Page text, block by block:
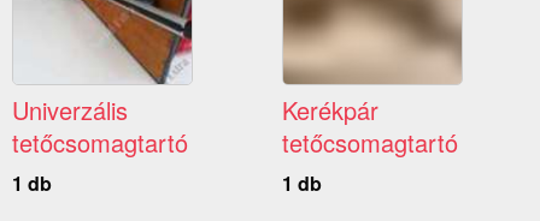
Univerzális
tetőcsomagtartó
1 db
Kerékpár
tetőcsomagtartó
1 db